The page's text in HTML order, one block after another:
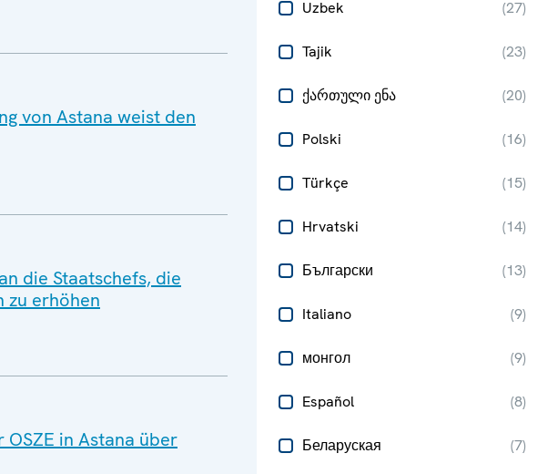
Uzbek (27)
Tajik (23)
ქართული ენა (20)
Polski (16)
Türkçe (15)
Hrvatski (14)
Български (13)
Italiano (9)
монгол (9)
Español (8)
Беларуская (7)
von Astana weist den
die Staatschefs, die
zu erhöhen
in Astana über